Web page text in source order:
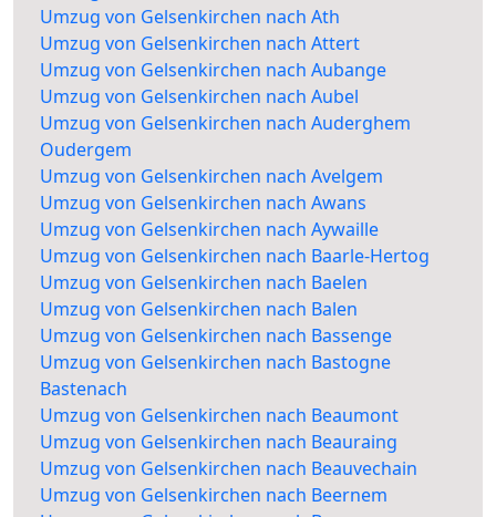
Umzug von Gelsenkirchen nach Ath
Umzug von Gelsenkirchen nach Attert
Umzug von Gelsenkirchen nach Aubange
Umzug von Gelsenkirchen nach Aubel
Umzug von Gelsenkirchen nach Auderghem
Oudergem
Umzug von Gelsenkirchen nach Avelgem
Umzug von Gelsenkirchen nach Awans
Umzug von Gelsenkirchen nach Aywaille
Umzug von Gelsenkirchen nach Baarle-Hertog
Umzug von Gelsenkirchen nach Baelen
Umzug von Gelsenkirchen nach Balen
Umzug von Gelsenkirchen nach Bassenge
Umzug von Gelsenkirchen nach Bastogne
Bastenach
Umzug von Gelsenkirchen nach Beaumont
Umzug von Gelsenkirchen nach Beauraing
Umzug von Gelsenkirchen nach Beauvechain
Umzug von Gelsenkirchen nach Beernem